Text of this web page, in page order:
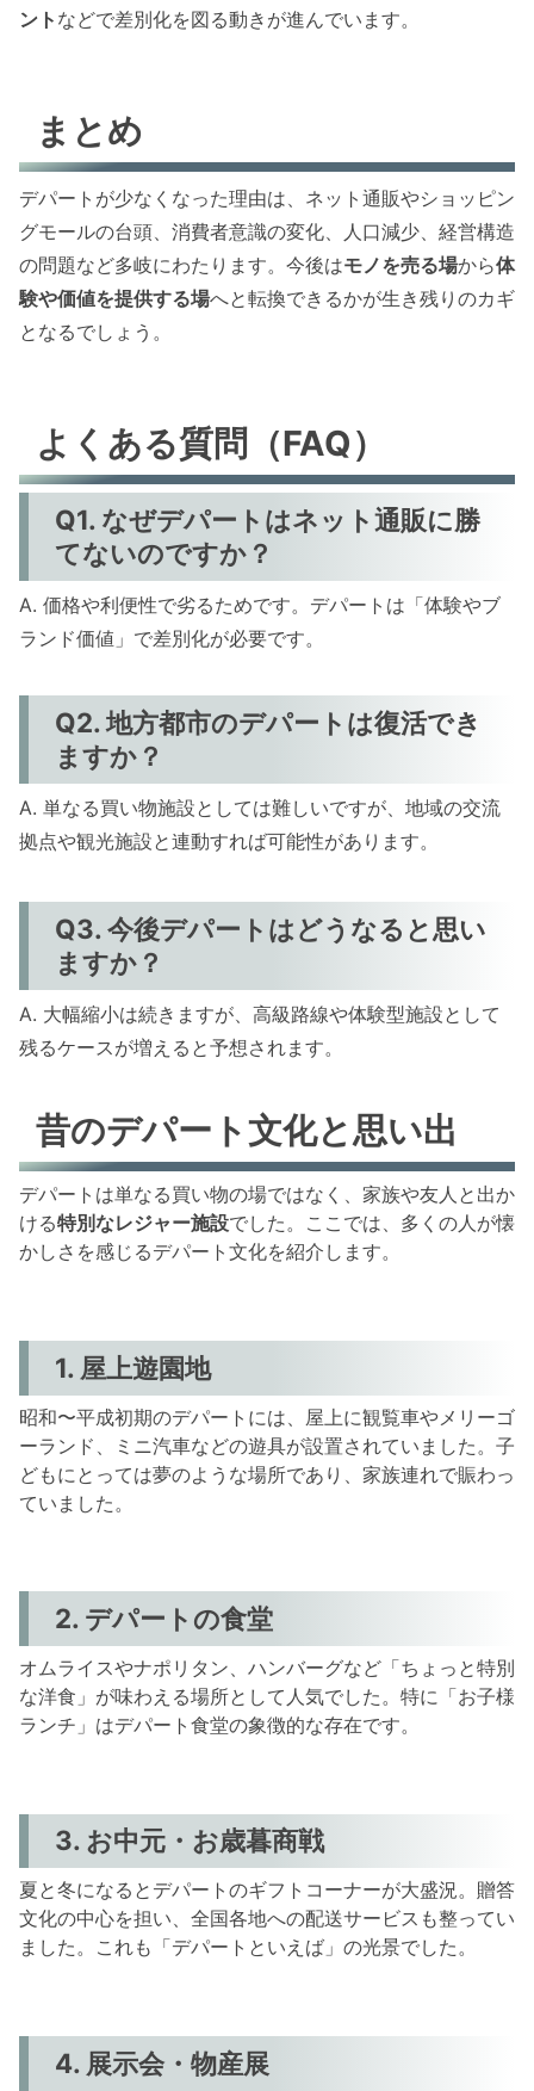
ント などで差別化を図る動きが進んでいます。
まとめ
デパートが少なくなった理由は、ネット通販やショッピン
グモールの台頭、消費者意識の変化、人口減少、経営構造
の問題など多岐にわたります。今後はモノを売る場から体
験や価値を提供する場へと転換できるかが生き残りのカギ
となるでしょう。
よくある質問（FAQ）
Q1. なぜデパートはネット通販に勝
てないのですか？
A. 価格や利便性で劣るためです。デパートは「体験やブ
ランド価値」で差別化が必要です。
Q2. 地方都市のデパートは復活でき
ますか？
A. 単なる買い物施設としては難しいですが、地域の交流
拠点や観光施設と連動すれば可能性があります。
Q3. 今後デパートはどうなると思い
ますか？
A. 大幅縮小は続きますが、高級路線や体験型施設として
残るケースが増えると予想されます。
昔のデパート文化と思い出
デパートは単なる買い物の場ではなく、家族や友人と出か
ける特別なレジャー施設でした。ここでは、多くの人が懐
かしさを感じるデパート文化を紹介します。
1. 屋上遊園地
昭和〜平成初期のデパートには、屋上に観覧車やメリーゴ
ーランド、ミニ汽車などの遊具が設置されていました。子
どもにとっては夢のような場所であり、家族連れで賑わっ
ていました。
2. デパートの食堂
オムライスやナポリタン、ハンバーグなど「ちょっと特別
な洋食」が味わえる場所として人気でした。特に「お子様
ランチ」はデパート食堂の象徴的な存在です。
3. お中元・お歳暮商戦
夏と冬になるとデパートのギフトコーナーが大盛況。贈答
文化の中心を担い、全国各地への配送サービスも整ってい
ました。これも「デパートといえば」の光景でした。
4. 展示会・物産展